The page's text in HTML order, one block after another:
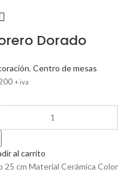
Dorado
, Centro de mesas
+ iva
al carrito
25 cm Material Cerámica Color